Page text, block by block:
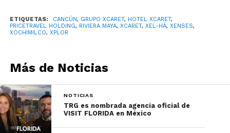
ETIQUETAS: CANCÚN, GRUPO XCARET, HOTEL XCARET,
PRICETRAVEL HOLDING, RIVIERA MAYA, XCARET, XEL-HÁ, XENSES,
XOCHIMILCO, XPLOR
Más de Noticias
NOTICIAS
TRG es nombrada agencia oficial de
VISIT FLORIDA en México